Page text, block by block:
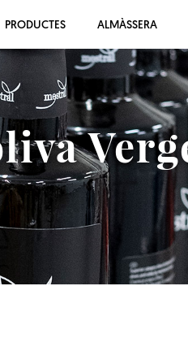
PRODUCTES ALMÀSSERA